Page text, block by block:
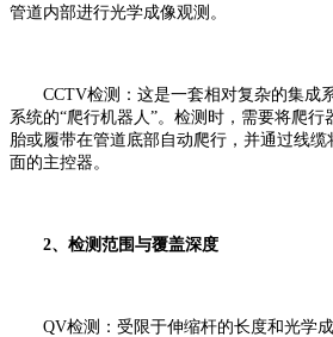
管道内部进行光学成像观测。
CCTV检测：这是一套相对复杂的集成
系统的“爬行机器人”。检测时，需要将爬
胎或履带在管道底部自动爬行，并通过线
面的主控器。
2、检测范围与覆盖深度
QV检测：受限于伸缩杆的长度和光学成